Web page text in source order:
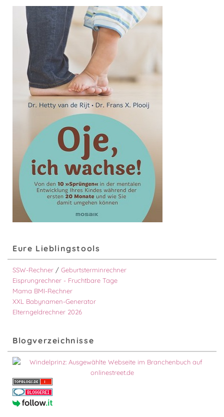
Eure Lieblingstools
SSW-Rechner / Geburtsterminrechner
Eisprungrechner - Fruchtbare Tage
Mama BMI-Rechner
XXL Babynamen-Generator
Elterngeldrechner 2026
Blogverzeichnisse